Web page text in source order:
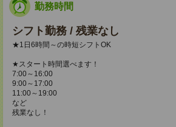
勤務時間
シフト勤務 / 残業なし
★1日6時間～の時短シフトOK
★スタート時間選べます！
7:00～16:00
9:00～17:00
11:00～19:00
など
残業なし！